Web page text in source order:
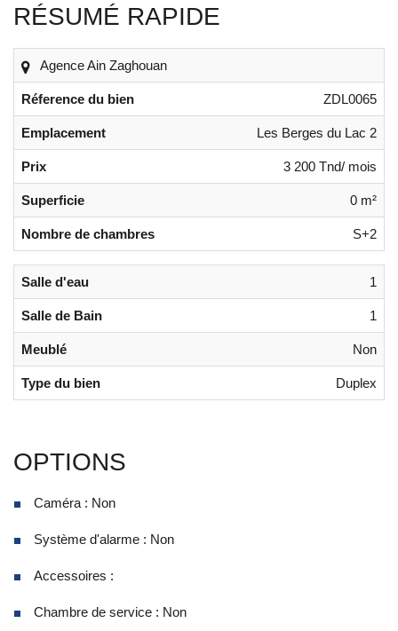
RÉSUMÉ RAPIDE
Agence Ain Zaghouan
Réference du bien ZDL0065
Emplacement Les Berges du Lac 2
Prix 3 200 Tnd/ mois
Superficie 0 m²
Nombre de chambres S+2
Salle d'eau 1
Salle de Bain 1
Meublé Non
Type du bien Duplex
OPTIONS
Caméra : Non
Système d'alarme : Non
Accessoires :
Chambre de service : Non